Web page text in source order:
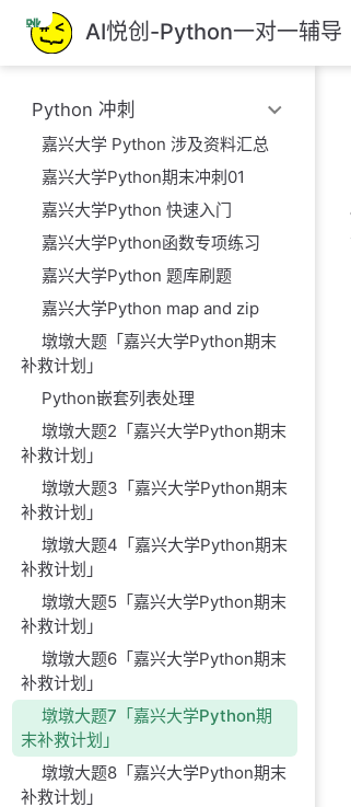
跳
至
主
內
AI悦创-Python一对一辅导
Python 冲刺
嘉兴大学 Python 涉及资料汇总
嘉兴大学Python期末冲刺01
嘉兴大学Python 快速入门
嘉兴大学Python函数专项练习
嘉兴大学Python 题库刷题
嘉兴大学Python map and zip
墩墩大题「嘉兴大学Python期末
补救计划」
Python嵌套列表处理
墩墩大题2「嘉兴大学Python期末
补救计划」
墩墩大题3「嘉兴大学Python期末
补救计划」
墩墩大题4「嘉兴大学Python期末
补救计划」
墩墩大题5「嘉兴大学Python期末
补救计划」
墩墩大题6「嘉兴大学Python期末
补救计划」
墩墩大题7「嘉兴大学Python期
末补救计划」
墩墩大题8「嘉兴大学Python期末
补救计划」